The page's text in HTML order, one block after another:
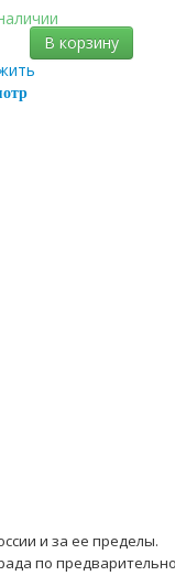
В корзину
и за ее пределы.
по